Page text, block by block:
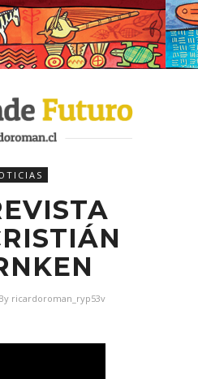
ricardoroman_ryp53v